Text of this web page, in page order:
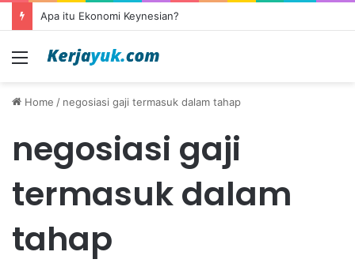
Apa itu Ekonomi Keynesian?
Menu
Home / negosiasi gaji termasuk dalam tahap
negosiasi gaji
termasuk dalam
tahap